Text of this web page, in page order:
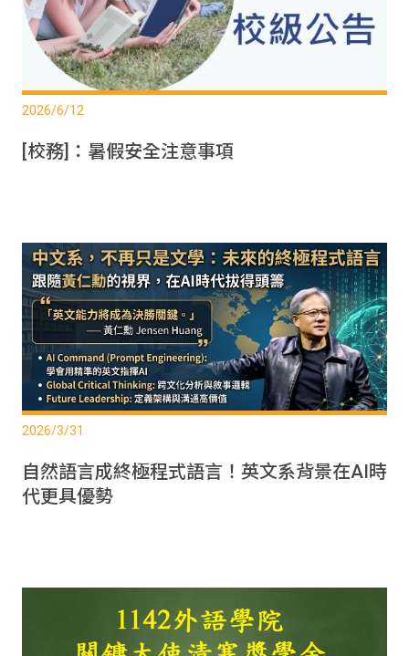
2026/6/12
[校務]：暑假安全注意事項
2026/3/31
自然語言成終極程式語言！英文系背景在AI時
代更具優勢